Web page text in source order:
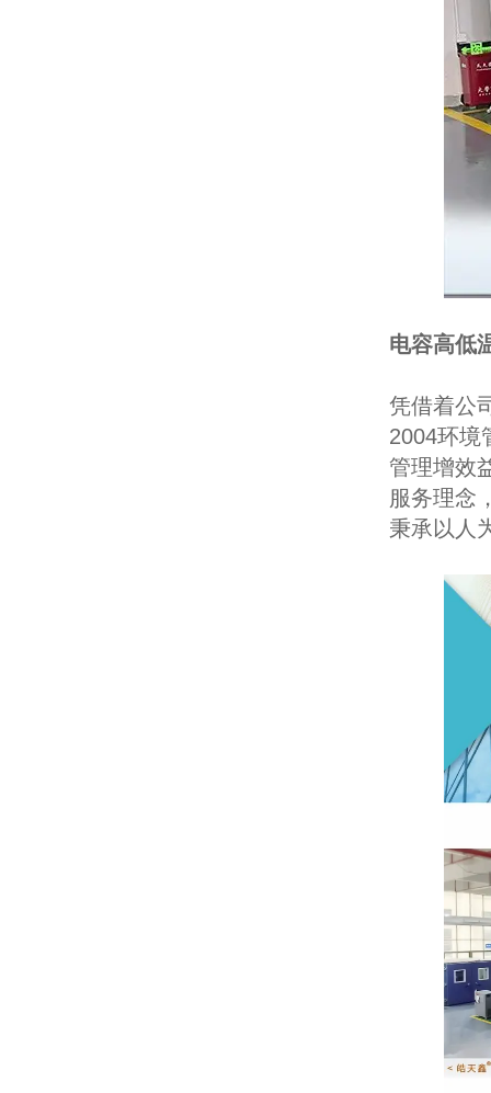
电容高低
凭借着公
2004环境
管理增效
服务理念
秉承以人